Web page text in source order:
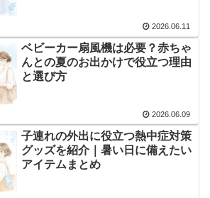
2026.06.11
ベビーカー扇風機は必要？赤ちゃ
んとの夏のお出かけで役立つ理由
と選び方
2026.06.09
子連れの外出に役立つ熱中症対策
グッズを紹介｜暑い日に備えたい
アイテムまとめ